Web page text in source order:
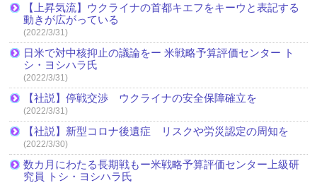
【上昇気流】ウクライナの首都キエフをキーウと表記する
動きが広がっている
(2022/3/31)
日米で対中核抑止の議論をー 米戦略予算評価センター ト
シ・ヨシハラ氏
(2022/3/31)
【社説】停戦交渉 ウクライナの安全保障確立を
(2022/3/31)
【社説】新型コロナ後遺症 リスクや労災認定の周知を
(2022/3/30)
数カ月にわたる長期戦もー米戦略予算評価センター上級研
究員 トシ・ヨシハラ氏